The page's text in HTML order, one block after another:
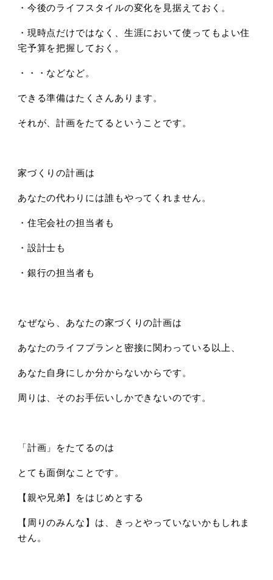
・今後のライフスタイルの変化を見据えておく。
・現時点だけではなく、生涯において使ってもよい住
宅予算を把握しておく。
・・・などなど。
できる準備はたくさんあります。
それが、計画をたてるということです。
家づくりの計画は
あなたの代わりには誰もやってくれません。
・住宅会社の担当者も
・設計士も
・銀行の担当者も
なぜなら、あなたの家づくりの計画は
あなたのライフプランと密接に関わっている以上、
あなた自身にしか分からないからです。
周りは、そのお手伝いしかできないのです。
「計画」をたてるのは
とても面倒なことです。
【親や兄弟】をはじめとする
【周りのみんな】は、きっとやっていないかもしれま
せん。